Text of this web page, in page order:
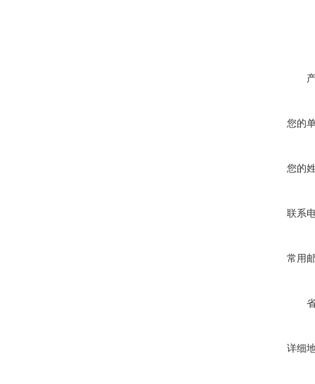
您的
您的
联系
常用
详细